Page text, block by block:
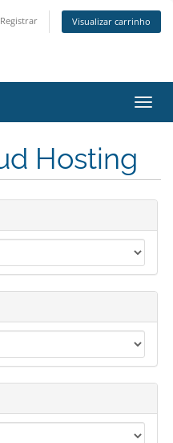
Registrar Visualizar carrinho
Hosting